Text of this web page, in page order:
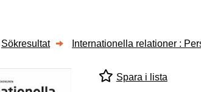
Sökresultat Internationella relationer :
Spara i lista